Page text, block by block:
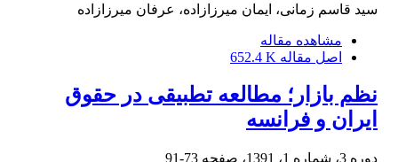
سید قاسم زمانی، ایمان میرزازاده، عرفان میرزازاده
مشاهده مقاله
اصل مقاله 652.4 K
نظم بازار؛ مطالعه تطبیقی در حقوق
ایران و فرانسه
دوره 3، شماره 1، 1391، صفحه 73-91